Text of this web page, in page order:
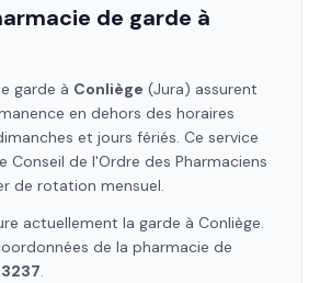
de garde à
garde à Conliège (Jura) assurent
en dehors des horaires
et jours fériés. Ce service
Conseil de l'Ordre des Pharmaciens
de rotation mensuel.
actuellement la garde à Conliège.
de la pharmacie de
3237.